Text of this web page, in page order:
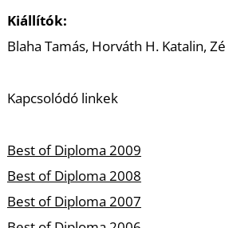
Kiállítók:
Blaha Tamás, Horváth H. Katalin,
Kapcsolódó linkek
Best of Diploma 2009
Best of Diploma 2008
Best of Diploma 2007